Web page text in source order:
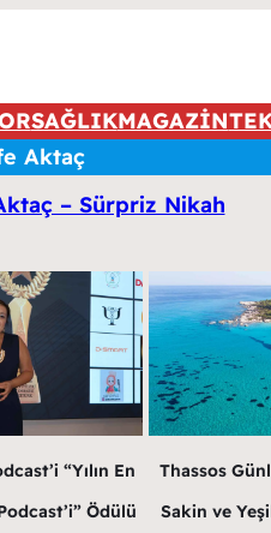
SAĞLIKMAGAZİN
Aktaç
– Sürpriz Nikah
“Yılın En
Ödülü
Thassos
Sakin ve